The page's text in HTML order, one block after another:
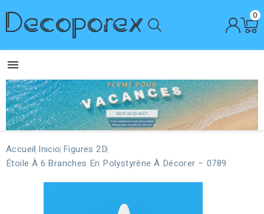
0

Accueil Inicio Figures 2D
Étoile À 6 Branches En Polystyrène À Décorer – 0789